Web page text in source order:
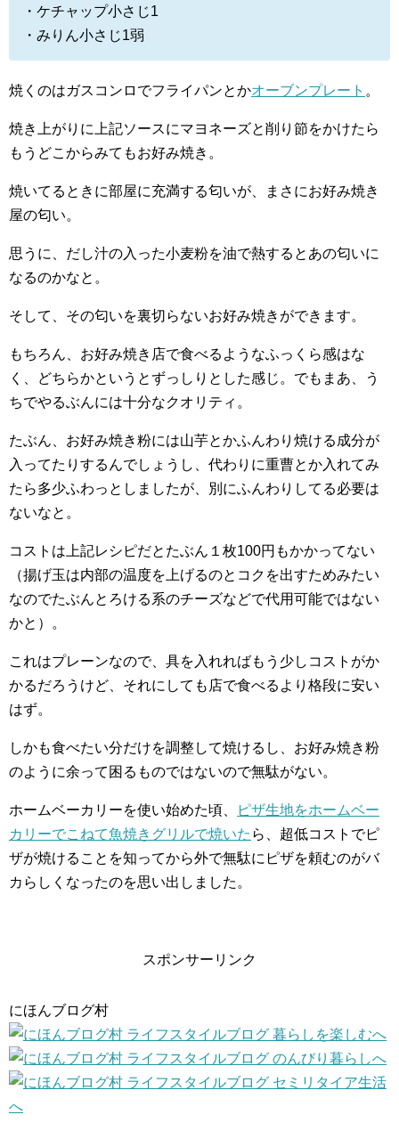
・ケチャップ小さじ1
・みりん小さじ1弱
焼くのはガスコンロでフライパンとかオーブンプレート 。
焼き上がりに上記ソースにマヨネーズと削り節をかけたら
もうどこからみてもお好み焼き。
焼いてるときに部屋に充満する匂いが、まさにお好み焼き
屋の匂い。
思うに、だし汁の入った小麦粉を油で熱するとあの匂いに
なるのかなと。
そして、その匂いを裏切らないお好み焼きができます。
もちろん、お好み焼き店で食べるようなふっくら感はな
く、どちらかというとずっしりとした感じ。でもまあ、う
ちでやるぶんには十分なクオリティ。
たぶん、お好み焼き粉には山芋とかふんわり焼ける成分が
入ってたりするんでしょうし、代わりに重曹とか入れてみ
たら多少ふわっとしましたが、別にふんわりしてる必要は
ないなと。
コストは上記レシピだとたぶん１枚100円もかかってない
（揚げ玉は内部の温度を上げるのとコクを出すためみたい
なのでたぶんとろける系のチーズなどで代用可能ではない
かと）。
これはプレーンなので、具を入れればもう少しコストがか
かるだろうけど、それにしても店で食べるより格段に安い
はず。
しかも食べたい分だけを調整して焼けるし、お好み焼き粉
のように余って困るものではないので無駄がない。
ホームベーカリーを使い始めた頃、
ピザ生地をホームベー
カリーでこねて魚焼きグリルで焼いた ら、超低コストでピ
ザが焼けることを知ってから外で無駄にピザを頼むのがバ
カらしくなったのを思い出しました。
スポンサーリンク
にほんブログ村